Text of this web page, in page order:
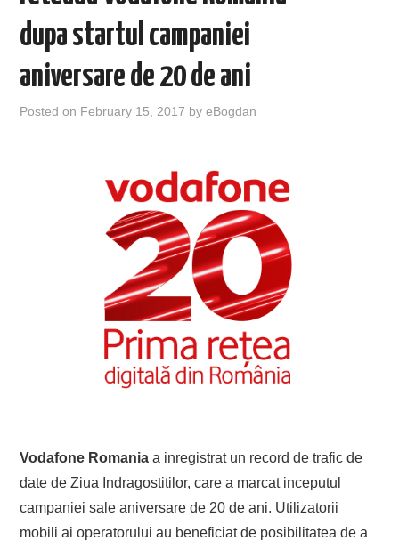
dupa startul campaniei
aniversare de 20 de ani
Posted on February 15, 2017 byeBogdan
Vodafone Romania a inregistrat un record de trafic de
date de Ziua Indragostitilor, care a marcat inceputul
campaniei sale aniversare de 20 de ani. Utilizatorii
mobili ai operatorului au beneficiat de posibilitatea de a